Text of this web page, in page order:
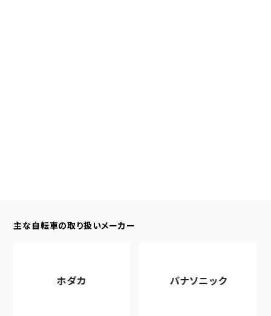
主な自転車の取り扱いメーカー
ホダカ パナソニック